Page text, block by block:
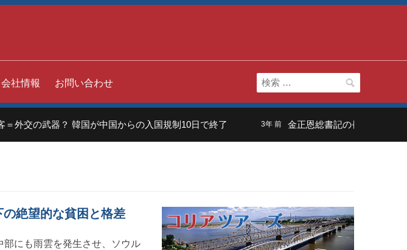
会社情報 お問い合わせ
検
索:
外交の武器？ 韓国が中国からの入国規制10日で終了 3年 前 金正恩総書記の長男は「虚弱
絶望的な貧困と格差
にも雨雲を発生させ、ソウル